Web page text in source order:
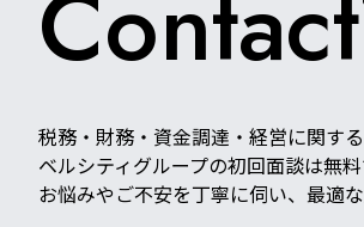
税務・財務・資金調達・経営に関す
ベルシティグループの初回面談は無料
お悩みやご不安を丁寧に伺い、最適